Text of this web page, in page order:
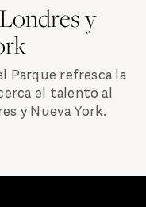
y
Parque refresca la
el talento al
y Nueva York.